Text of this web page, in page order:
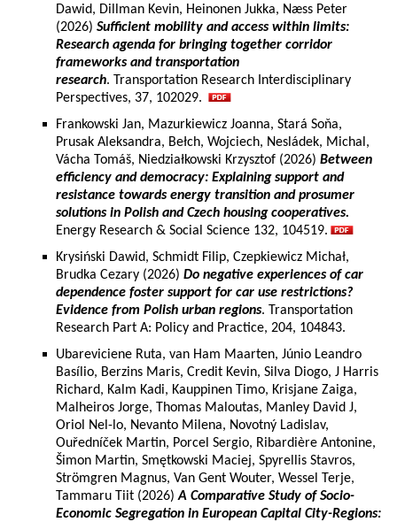
Dawid, Dillman Kevin, Heinonen Jukka, Næss Peter
(2026) Sufficient mobility and access within limits:
Research agenda for bringing together corridor
frameworks and transportation
research. Transportation Research Interdisciplinary
Perspectives, 37, 102029.
Frankowski Jan, Mazurkiewicz Joanna, Stará Soňa,
Prusak Aleksandra, Bełch, Wojciech, Nesládek, Michal,
Vácha Tomáš, Niedziałkowski Krzysztof (2026) Between
efficiency and democracy: Explaining support and
resistance towards energy transition and prosumer
solutions in Polish and Czech housing cooperatives.
Energy Research & Social Science 132, 104519.
Krysiński Dawid, Schmidt Filip, Czepkiewicz Michał,
Brudka Cezary (2026) Do negative experiences of car
dependence foster support for car use restrictions?
Evidence from Polish urban regions. Transportation
Research Part A: Policy and Practice, 204, 104843.
Ubareviciene Ruta, van Ham Maarten, Júnio Leandro
Basílio, Berzins Maris, Credit Kevin, Silva Diogo, J Harris
Richard, Kalm Kadi, Kauppinen Timo, Krisjane Zaiga,
Malheiros Jorge, Thomas Maloutas, Manley David J,
Oriol Nel-lo, Nevanto Milena, Novotný Ladislav,
Ouředníček Martin, Porcel Sergio, Ribardière Antonine,
Šimon Martin, Smętkowski Maciej, Spyrellis Stavros,
Strömgren Magnus, Van Gent Wouter, Wessel Terje,
Tammaru Tiit (2026)A Comparative Study of Socio-
Economic Segregation in European Capital City-Regions: